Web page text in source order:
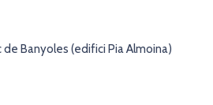
Banyoles (edifici Pia Almoina)